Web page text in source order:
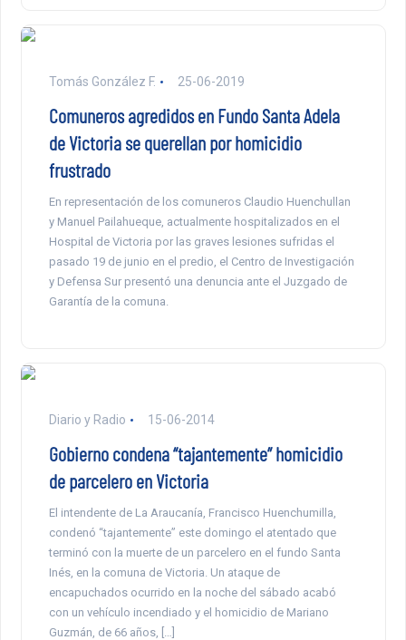
Tomás González F. 25-06-2019
Comuneros agredidos en Fundo Santa Adela
de Victoria se querellan por homicidio
frustrado
En representación de los comuneros Claudio Huenchullan
y Manuel Pailahueque, actualmente hospitalizados en el
Hospital de Victoria por las graves lesiones sufridas el
pasado 19 de junio en el predio, el Centro de Investigación
y Defensa Sur presentó una denuncia ante el Juzgado de
Garantía de la comuna.
Diario y Radio 15-06-2014
Gobierno condena “tajantemente” homicidio
de parcelero en Victoria
El intendente de La Araucanía, Francisco Huenchumilla,
condenó “tajantemente” este domingo el atentado que
terminó con la muerte de un parcelero en el fundo Santa
Inés, en la comuna de Victoria. Un ataque de
encapuchados ocurrido en la noche del sábado acabó
con un vehículo incendiado y el homicidio de Mariano
Guzmán, de 66 años, […]